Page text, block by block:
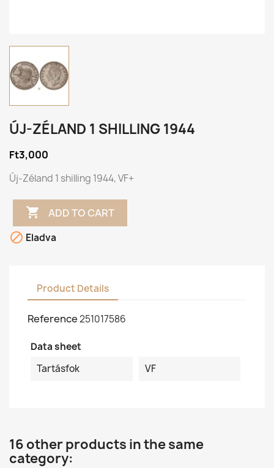
ÚJ-ZÉLAND 1 SHILLING 1944
Ft3,000
Új-Zéland 1 shilling 1944, VF+
 ADD TO CART
 Eladva
Product Details
Reference251017586
Data sheet
Tartásfok
VF
16 other products in the same
category: